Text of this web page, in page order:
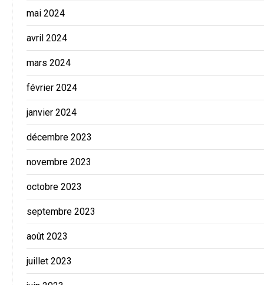
mai 2024
avril 2024
mars 2024
février 2024
janvier 2024
décembre 2023
novembre 2023
octobre 2023
septembre 2023
août 2023
juillet 2023